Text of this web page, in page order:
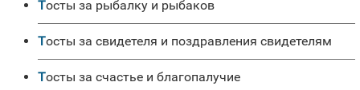
Тосты за рыбалку и рыбаков
Тосты за свидетеля и поздравления свидетелям
Тосты за счастье и благопалучие